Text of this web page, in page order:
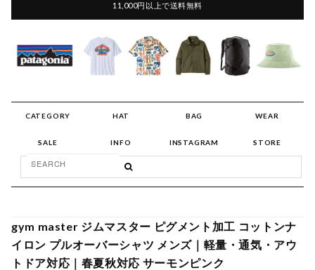
11,000円以上で送料無料
CATEGORY HAT BAG WEAR
SALE INFO INSTAGRAM STORE
gym master ジムマスター ピグメント加工 コットンナ
イロン プルオーバーシャツ メンズ｜軽量・通気・アウ
トドア対応｜春夏秋対応 サーモンピンク